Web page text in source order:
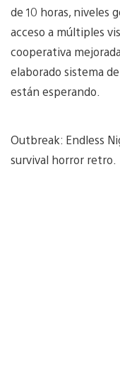
de 10 horas, niveles
acceso a múltiples
cooperativa
elaborado sistema
están esperando.
Outbreak: Endless
survival horror retro.